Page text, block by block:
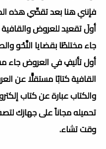
فإنني هنا بعد تقصِّي هذه
أولَ تقعيد للعروض والقافية
جاء مختلطًا بقضايا النَّحْو
أول تأليفٍ في العروض جاء
القافية كتابًا مستقلًّا عن
والكتاب عبارة عن كتاب
تحميله مجاناً على جهازك
وقت تشاء.